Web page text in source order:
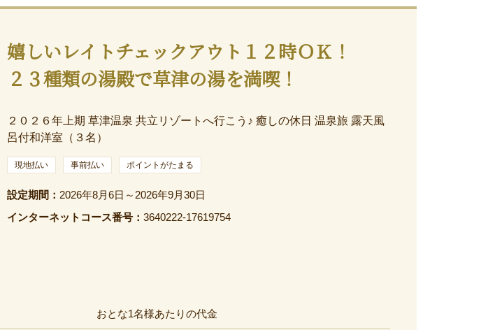
嬉しいレイトチェックアウト１２時ＯＫ！
２３種類の湯殿で草津の湯を満喫！
２０２６年上期 草津温泉 共立リゾートへ行こう♪ 癒しの休日 温泉旅 露天風
呂付和洋室（３名）
現地払い 事前払い ポイントがたまる
設定期間： 2026年8月6日～2026年9月30日
インターネットコース番号：3640222-17619754
おとな1名様あたりの代金